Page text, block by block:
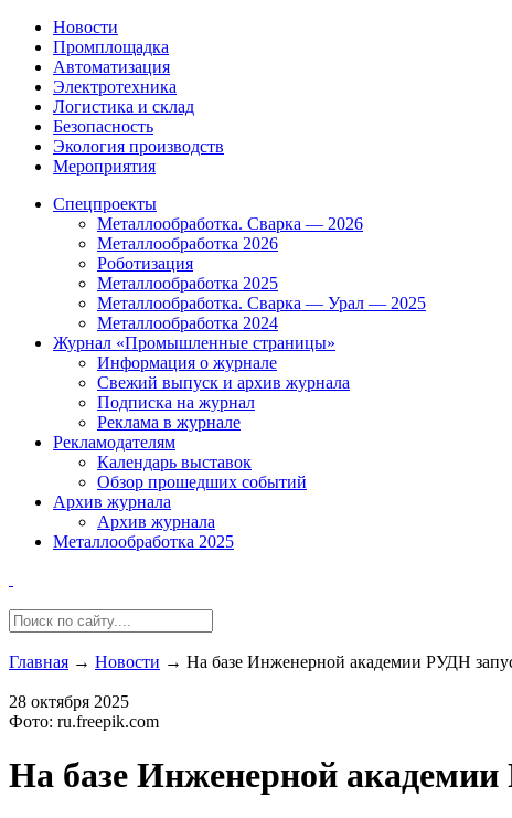
Новости
Промплощадка
Автоматизация
Электротехника
Логистика и склад
Безопасность
Экология производств
Мероприятия
Спецпроекты
Металлообработка. Сварка — 2026
Металлообработка 2026
Роботизация
Металлообработка 2025
Металлообработка. Сварка — Урал — 2025
Металлообработка 2024
Журнал «Промышленные страницы»
Информация о журнале
Свежий выпуск и архив журнала
Подписка на журнал
Реклама в журнале
Рекламодателям
Календарь выставок
Обзор прошедших событий
Архив журнала
Архив журнала
Металлообработка 2025
Главная → Новости → На базе Инженерной академии РУДН
28 октября 2025
Фото: ru.freepik.com
На базе Инженерной